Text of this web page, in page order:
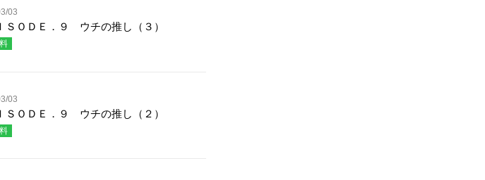
03
ＳＯＤＥ．９ ウチの推し（３）
03
ＳＯＤＥ．９ ウチの推し（２）